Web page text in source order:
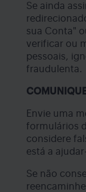
Se ainda
sua Conta"
verificar ou
pessoais,
fraudulenta.
Envie uma
formulários
considere
está a
Se não